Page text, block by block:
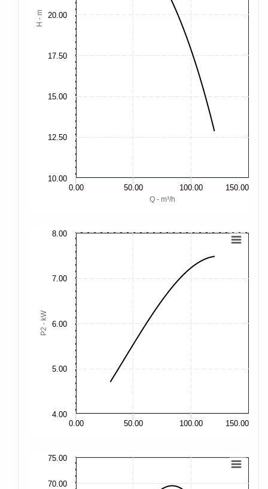
Q - m³/h
H - m
0.00 50.00 100.00 150.00
10.00
12.50
15.00
17.50
20.00
P2 - kW
0.00 50.00 100.00 150.00
5.00
6.00
7.00
8.00
4.00
70.00
75.00